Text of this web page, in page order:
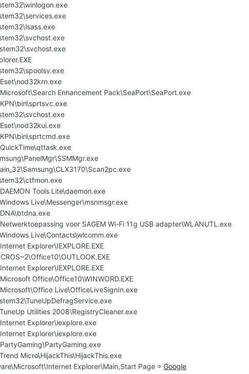
Enhancement Pack\SeaPort\SeaPort.exe
Tools Lite\daemon.exe
Live\Messenger\msnmsgr.exe
voor SAGEM Wi-Fi 11g USB adapter\WLANUTL.exe
Live\Contacts\wlcomm.exe
Explorer\IEXPLORE.EXE
Explorer\IEXPLORE.EXE
Office\Office10\WINWORD.EXE
Live\OfficeLiveSignIn.exe
Utilities 2008\RegistryCleaner.exe
Explorer\iexplore.exe
Explorer\iexplore.exe
Micro\HijackThis\HijackThis.exe
Explorer\Main,Start Page =Google